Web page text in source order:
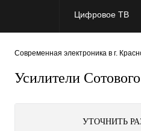
Цифровое ТВ
Современная электроника в г.
Усилители
УТОЧНИТЬ